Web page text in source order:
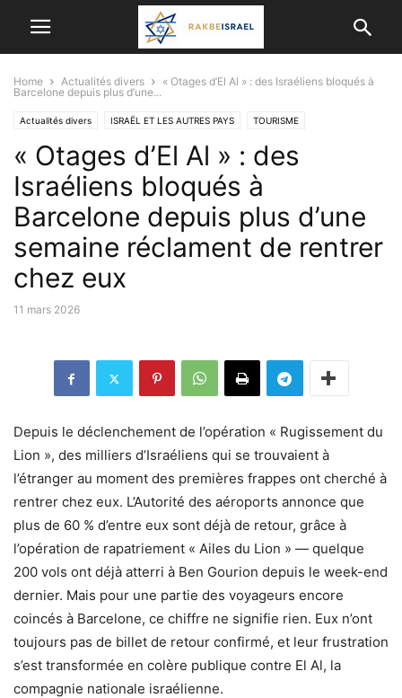
Home Actualités divers
« Otages d’El Al » : des Israéliens bloqués à
Barcelone depuis plus d’une...
Actualités divers ISRAËL ET LES AUTRES PAYS TOURISME
« Otages d’El Al » : des
Israéliens bloqués à
Barcelone depuis plus d’une
semaine réclament de rentrer
chez eux
11 mars 2026
Depuis le déclenchement de l’opération « Rugissement du
Lion », des milliers d’Israéliens qui se trouvaient à
l’étranger au moment des premières frappes ont cherché à
rentrer chez eux. L’Autorité des aéroports annonce que
plus de 60 % d’entre eux sont déjà de retour, grâce à
l’opération de rapatriement « Ailes du Lion » — quelque
200 vols ont déjà atterri à Ben Gourion depuis le week-end
dernier. Mais pour une partie des voyageurs encore
coincés à Barcelone, ce chiffre ne signifie rien. Eux n’ont
toujours pas de billet de retour confirmé, et leur frustration
s’est transformée en colère publique contre El Al, la
compagnie nationale israélienne.